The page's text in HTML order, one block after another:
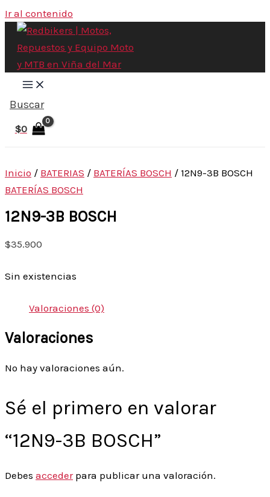
Ir al contenido
Buscar
$0
Inicio / BATERIAS / BATERÍAS BOSCH / 12N9-3B BOSCH
BATERÍAS BOSCH
12N9-3B BOSCH
$35.900
Sin existencias
Valoraciones (0)
Valoraciones
No hay valoraciones aún.
Sé el primero en valorar
“12N9-3B BOSCH”
Debes accederpara publicar una valoración.